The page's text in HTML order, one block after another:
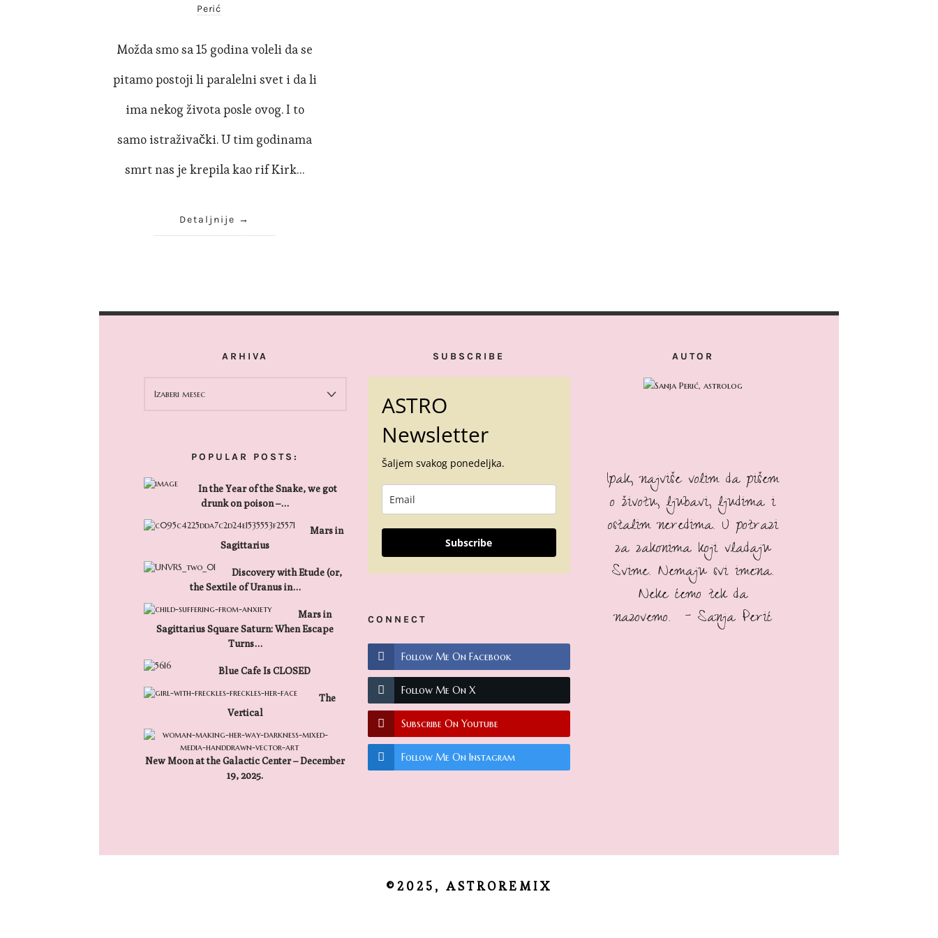
Perić
Možda smo sa 15 godina voleli da se
pitamo postoji li paralelni svet i da li
ima nekog života posle ovog. I to
samo istraživački. U tim godinama
smrt nas je krepila kao rif Kirk…
Detaljnije
ARHIVA
POPULAR POSTS:
In the Year of the Snake, we got
drunk on poison –…
Mars in
Sagittarius
Discovery with Etude (or,
the Sextile of Uranus in…
Mars in
Sagittarius Square Saturn: When Escape
Turns…
Blue Cafe Is CLOSED
The
Vertical
New Moon at the Galactic Center – December
19, 2025.
SUBSCRIBE
ASTRO
Newsletter
Šaljem svakog ponedeljka.
Subscribe
CONNECT
Follow Me On Facebook
Follow Me On X
Subscribe On Youtube
Follow Me On Instagram
AUTOR
Ipak, najviše volim da pišem
o životu, ljubavi, ljudima i
ostalim neredima. U potrazi
za zakonima koji vladaju
Svime. Nemaju svi imena.
Neke ćemo tek da
nazovemo. - Sanja Perić
©2025, ASTROREMIX